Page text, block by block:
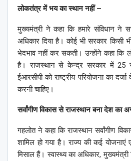
लोकतंत्र में भय का स्थान नहीं –
मुख्यमंत्री ने कहा कि हमारे संविधान ने
अधिकार दिया है। कोई भी सरकार किसी
भेदभाव नहीं कर सकती। उन्होंने कहा कि
है। राजस्थान से केन्द्र सरकार में 25
ईआरसीपी को राष्ट्रीय परियोजना का
करनी चाहिए।
सर्वांगीण विकास से राजस्थान बना देश का
गहलोत ने कहा कि राजस्थान सर्वांगीण
शामिल हो गया है। राज्य की कई
मिसाल हैं। स्वास्थ्य का अधिकार, मुख्यमंत्री